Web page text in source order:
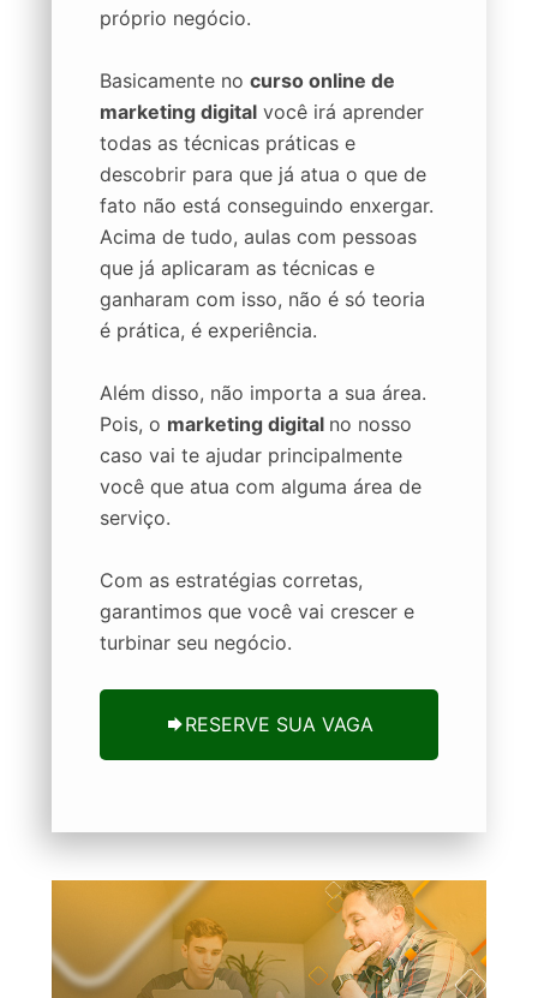
próprio negócio.
Basicamente no curso online de
marketing digital você irá aprender
todas as técnicas práticas e
descobrir para que já atua o que de
fato não está conseguindo enxergar.
Acima de tudo, aulas com pessoas
que já aplicaram as técnicas e
ganharam com isso, não é só teoria
é prática, é experiência.
Além disso, não importa a sua área.
Pois, o marketing digital no nosso
caso vai te ajudar principalmente
você que atua com alguma área de
serviço.
Com as estratégias corretas,
garantimos que você vai crescer e
turbinar seu negócio.
RESERVE SUA VAGA